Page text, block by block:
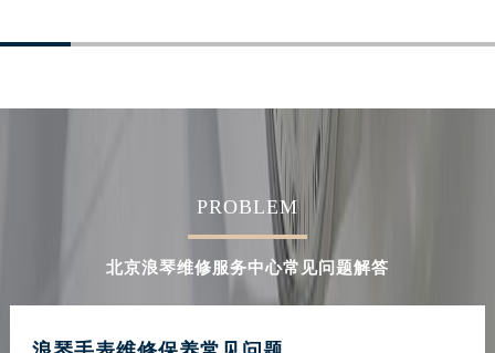
PROBLEM
北京浪琴维修服务中心常见问题解答